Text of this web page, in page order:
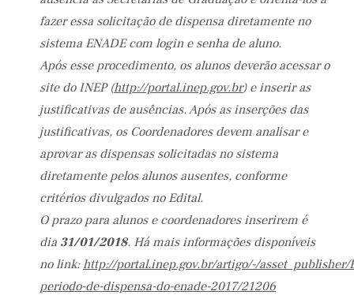
fazer essa solicitação de dispensa diretamente no
sistema ENADE com login e senha de aluno.
Após esse procedimento, os alunos deverão acessar o
site do INEP (http://portal.inep.gov.br) e inserir as
justificativas de ausências. Após as inserções das
justificativas, os Coordenadores devem analisar e
aprovar as dispensas solicitadas no sistema
diretamente pelos alunos ausentes, conforme
critérios divulgados no Edital.
O prazo para alunos e coordenadores inserirem é
dia 31/01/2018. Há mais informações disponíveis
no link:http://portal.inep.gov.br/artigo/-/asset_publisher/
periodo-de-dispensa-do-enade-2017/21206